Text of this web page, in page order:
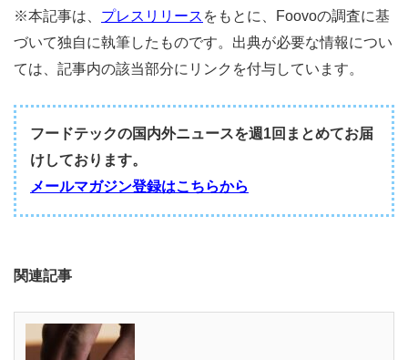
※本記事は、 プレスリリース をもとに、Foovoの調査に基
づいて独自に執筆したものです。出典が必要な情報につい
ては、記事内の該当部分にリンクを付与しています。
フードテックの国内外ニュースを週1回まとめてお届
けしております。
メールマガジン登録はこちらから
関連記事